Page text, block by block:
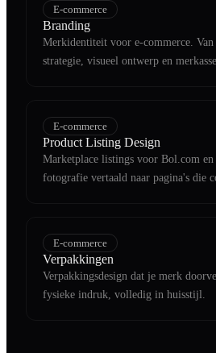
E-commerce
Branding
Merkidentiteit voor e-commerce.
strategie, visueel ontwerp en
E-commerce
Product Listing Design
Marketplace listings voor Bol.com
fotografie vertaald naar pagina's die
E-commerce
Verpakkingen
Verpakkingsdesign dat je merk
fysieke indruk, volledig in huisstijl.